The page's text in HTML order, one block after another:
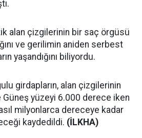
alan çizgilerinin bir saç örgüsü
ve gerilimin aniden serbest
yaşandığını biliyordu.
girdapların, alan çizgilerinin
Güneş yüzeyi 6.000 derece iken
milyonlarca dereceye kadar
kaydedildi. (İLKHA)